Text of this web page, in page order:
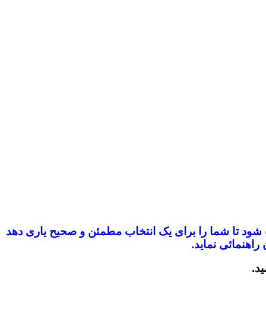
شودتا شما را برای یک انتخاب مطمئن و صحیح یاری دهد
نماید.